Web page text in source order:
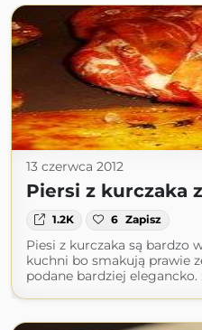
13 czerwca 2012
Piersi z kurczaka
1.2K 6 Zapisz
Piesi z kurczaka są bardzo
kuchni bo smakują prawie
podane bardziej elegancko.